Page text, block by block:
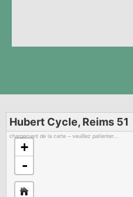
Hubert Cycle, Reims 51
chargement de la carte – veuillez patienter…
+
-